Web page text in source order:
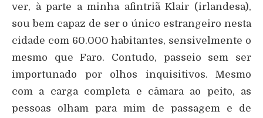
ver, à parte a minha afintriã Klair (irlandesa),
sou bem capaz de ser o único estrangeiro nesta
cidade com 60.000 habitantes, sensivelmente o
mesmo que Faro. Contudo, passeio sem ser
importunado por olhos inquisitivos. Mesmo
com a carga completa e câmara ao peito, as
pessoas olham para mim de passagem e de